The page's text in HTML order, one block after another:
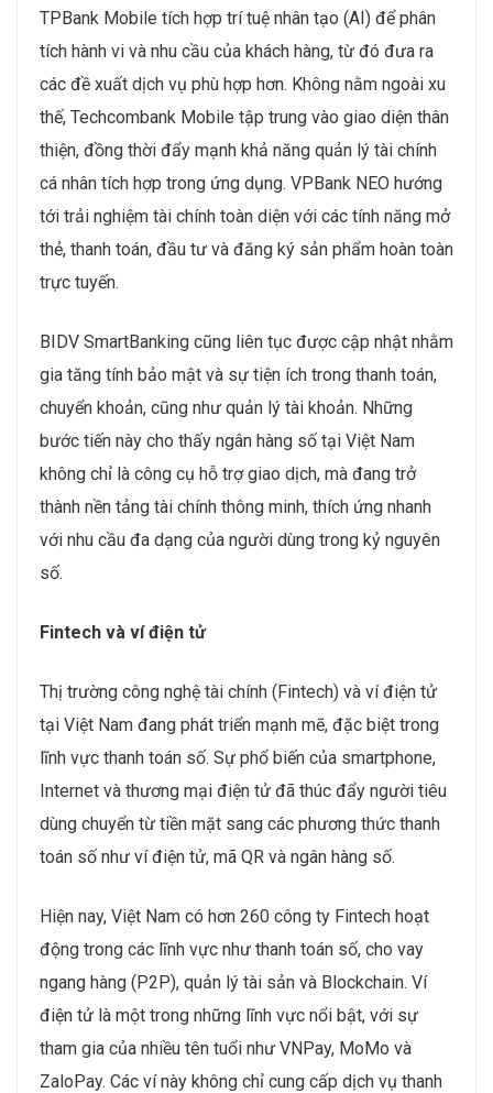
TPBank Mobile tích hợp trí tuệ nhân tạo (AI) để phân
tích hành vi và nhu cầu của khách hàng, từ đó đưa ra
các đề xuất dịch vụ phù hợp hơn. Không nằm ngoài xu
thế, Techcombank Mobile tập trung vào giao diện thân
thiện, đồng thời đẩy mạnh khả năng quản lý tài chính
cá nhân tích hợp trong ứng dụng. VPBank NEO hướng
tới trải nghiệm tài chính toàn diện với các tính năng mở
thẻ, thanh toán, đầu tư và đăng ký sản phẩm hoàn toàn
trực tuyến.
BIDV SmartBanking cũng liên tục được cập nhật nhằm
gia tăng tính bảo mật và sự tiện ích trong thanh toán,
chuyển khoản, cũng như quản lý tài khoản. Những
bước tiến này cho thấy ngân hàng số tại Việt Nam
không chỉ là công cụ hỗ trợ giao dịch, mà đang trở
thành nền tảng tài chính thông minh, thích ứng nhanh
với nhu cầu đa dạng của người dùng trong kỷ nguyên
số.
Fintech và ví điện tử
Thị trường công nghệ tài chính (Fintech) và ví điện tử
tại Việt Nam đang phát triển mạnh mẽ, đặc biệt trong
lĩnh vực thanh toán số. Sự phổ biến của smartphone,
Internet và thương mại điện tử đã thúc đẩy người tiêu
dùng chuyển từ tiền mặt sang các phương thức thanh
toán số như ví điện tử, mã QR và ngân hàng số.
Hiện nay, Việt Nam có hơn 260 công ty Fintech hoạt
động trong các lĩnh vực như thanh toán số, cho vay
ngang hàng (P2P), quản lý tài sản và Blockchain. Ví
điện tử là một trong những lĩnh vực nổi bật, với sự
tham gia của nhiều tên tuổi như VNPay, MoMo và
ZaloPay. Các ví này không chỉ cung cấp dịch vụ thanh